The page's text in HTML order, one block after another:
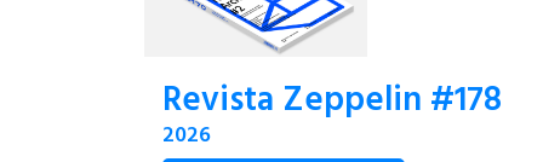
Revista Zeppelin #178
2026